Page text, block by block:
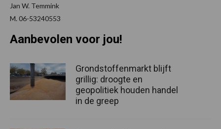
Jan W. Temmink
M. 06-53240553
Aanbevolen voor jou!
Grondstoffenmarkt blijft
grillig: droogte en
geopolitiek houden handel
in de greep